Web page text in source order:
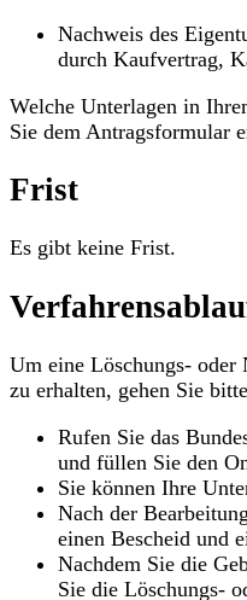
Nachweis des
durch Kaufvertrag,
Welche Unterlagen in
Sie dem Antragsformular
Frist
Es gibt keine Frist.
Um eine Löschungs- oder
zu erhalten, gehen Sie
Rufen Sie das
und füllen Sie den
Sie können Ihre
Nach der
einen Bescheid und
Nachdem Sie die
Sie die Löschungs-